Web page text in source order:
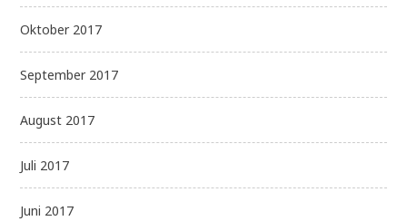
Oktober 2017
September 2017
August 2017
Juli 2017
Juni 2017